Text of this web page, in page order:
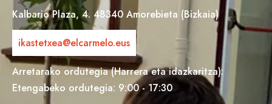
Kalbario Plaza, 4. 48340 Amorebieta (Bizkaia)
ikastetxea@elcarmelo.eus
Arretarako ordutegia (Harrera eta idazkaritza):
Etengabeko ordutegia: 9:00 - 17:30